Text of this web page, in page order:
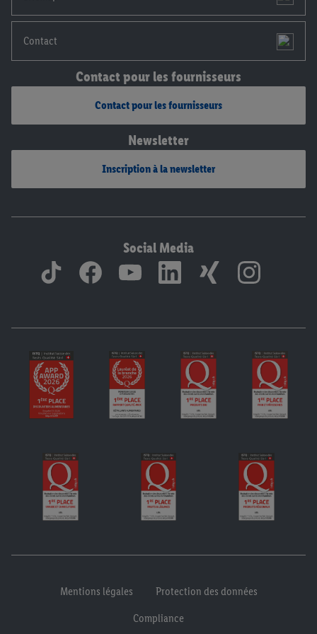
Contact
Contact pour les fournisseurs
Contact pour les fournisseurs
Newsletter
Inscription à la newsletter
Social Media
Mentions légales
Protection des données
Compliance